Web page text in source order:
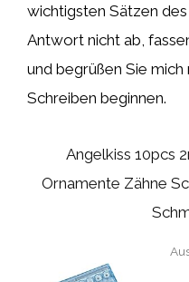
wichtigsten Sätzen
Antwort nicht ab,
und begrüßen Sie
Schreiben beginnen.
Angelkiss 10pcs
Ornamente Zähne